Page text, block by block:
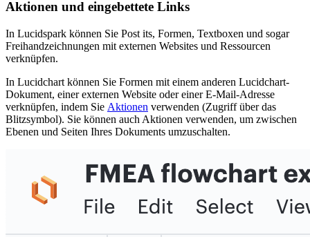
Aktionen und eingebettete Links
In Lucidspark können Sie Post its, Formen, Textboxen und sogar
Freihandzeichnungen mit externen Websites und Ressourcen
verknüpfen.
In Lucidchart können Sie Formen mit einem anderen Lucidchart-
Dokument, einer externen Website oder einer E-Mail-Adresse
verknüpfen, indem Sie Aktionen verwenden (Zugriff über das
Blitzsymbol). Sie können auch Aktionen verwenden, um zwischen
Ebenen und Seiten Ihres Dokuments umzuschalten.